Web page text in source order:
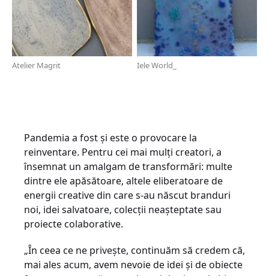
Atelier Magrit Iele World_
Pandemia a fost și este o provocare la
reinventare. Pentru cei mai mulți creatori, a
însemnat un amalgam de transformări: multe
dintre ele apăsătoare, altele eliberatoare de
energii creative din care s-au născut branduri
noi, idei salvatoare, colecții neașteptate sau
proiecte colaborative.
„În ceea ce ne privește, continuăm să credem că,
mai ales acum, avem nevoie de idei și de obiecte